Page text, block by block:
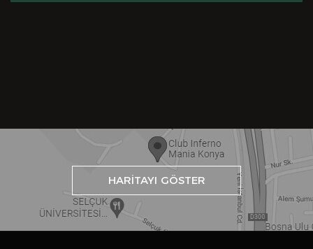
HARİTAYI GÖSTER